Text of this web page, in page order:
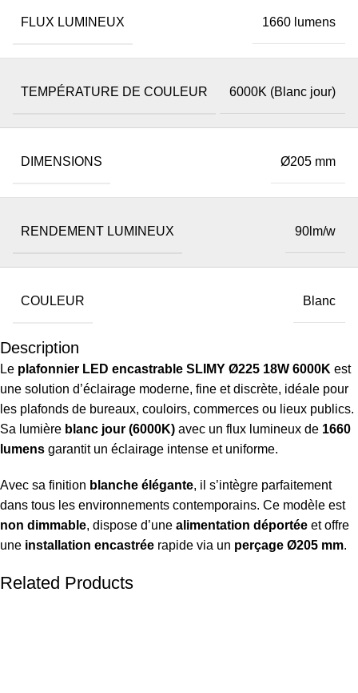
FLUX LUMINEUX 1660 lumens
TEMPÉRATURE DE COULEUR 6000K (Blanc jour)
DIMENSIONS Ø205 mm
RENDEMENT LUMINEUX 90lm/w
COULEUR Blanc
Description
Le plafonnier LED encastrable SLIMY Ø225 18W 6000K est
une solution d’éclairage moderne, fine et discrète, idéale pour
les plafonds de bureaux, couloirs, commerces ou lieux publics.
Sa lumière blanc jour (6000K) avec un flux lumineux de 1660
lumens garantit un éclairage intense et uniforme.
Avec sa finition blanche élégante, il s’intègre parfaitement
dans tous les environnements contemporains. Ce modèle est
non dimmable, dispose d’une alimentation déportée et offre
une installation encastrée rapide via un perçage Ø205 mm.
Related Products